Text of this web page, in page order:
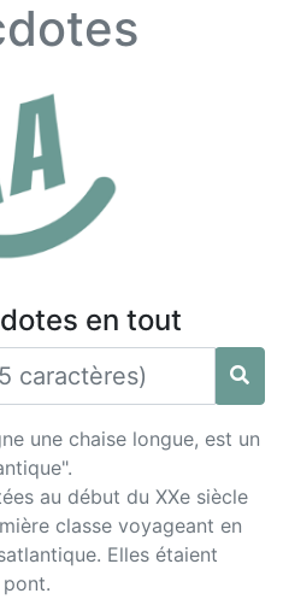
en tout
une chaise longue, est un
au début du XXe siècle
classe voyageant en
Elles étaient